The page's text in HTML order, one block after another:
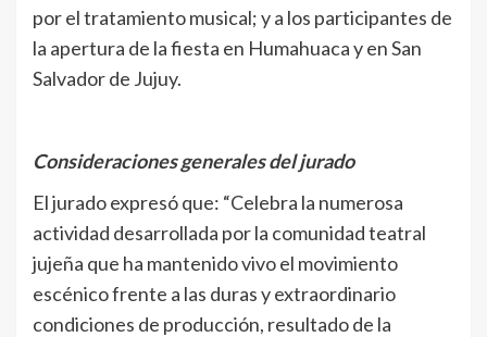
por el tratamiento musical; y a los participantes de
la apertura de la fiesta en Humahuaca y en San
Salvador de Jujuy.
Consideraciones generales del jurado
El jurado expresó que: “Celebra la numerosa
actividad desarrollada por la comunidad teatral
jujeña que ha mantenido vivo el movimiento
escénico frente a las duras y extraordinario
condiciones de producción, resultado de la